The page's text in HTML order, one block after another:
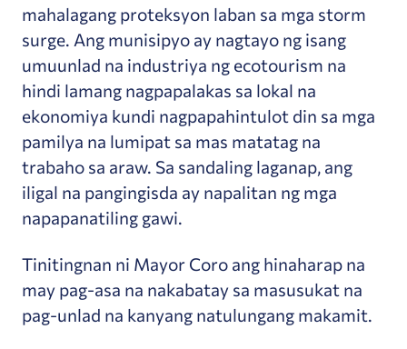
mahalagang proteksyon laban sa mga storm
surge. Ang munisipyo ay nagtayo ng isang
umuunlad na industriya ng ecotourism na
hindi lamang nagpapalakas sa lokal na
ekonomiya kundi nagpapahintulot din sa mga
pamilya na lumipat sa mas matatag na
trabaho sa araw. Sa sandaling laganap, ang
iligal na pangingisda ay napalitan ng mga
napapanatiling gawi.
Tinitingnan ni Mayor Coro ang hinaharap na
may pag-asa na nakabatay sa masusukat na
pag-unlad na kanyang natulungang makamit.